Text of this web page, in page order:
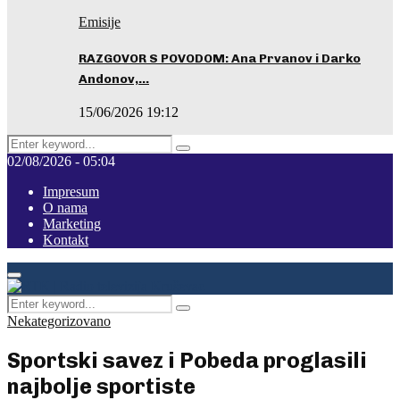
Emisije
RAZGOVOR S POVODOM: Ana Prvanov i Darko
Andonov,…
15/06/2026 19:12
Search
for:
Pretraga
02/08/2026 - 05:04
Impresum
O nama
Marketing
Kontakt
Facebook
Instagram
Youtube
Primary
Menu
Search
for:
Pretraga
Nekategorizovano
Sportski savez i Pobeda proglasili
najbolje sportiste